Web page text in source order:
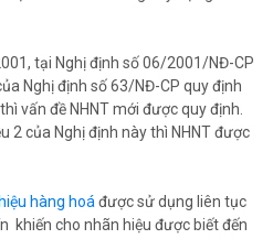
tại Nghị định số 06/2001/NĐ-CP
Nghị định số 63/NĐ-CP quy định
vấn đề NHNT mới được quy định.
2 của Nghị định này thì NHNT được
hàng hoá được sử dụng liên tục
khiến cho nhãn hiệu được biết đến